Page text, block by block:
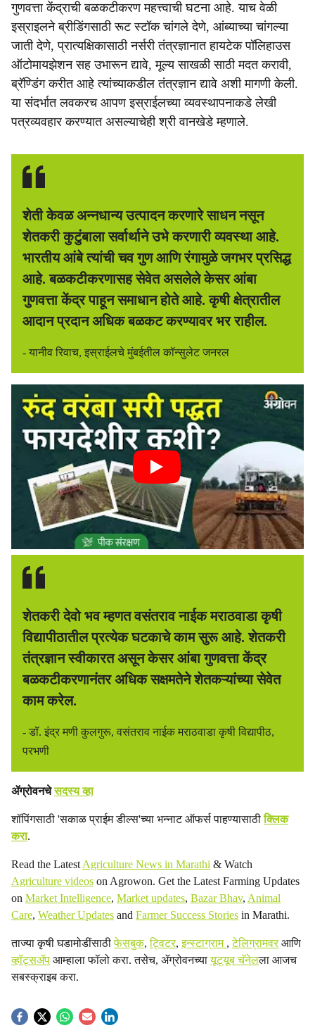
गुणवत्ता केंद्राची बळकटीकरण महत्त्वाची घटना आहे. याच वेळी
इस्राइलने ब्रीडिंगसाठी रूट स्टॉक चांगले देणे, आंब्याच्या चांगल्या
जाती देणे, प्रात्यक्षिकासाठी नर्सरी तंत्रज्ञानात हायटेक पॉलिहाउस
ऑटोमायझेशन सह उभारून द्यावे, मूल्य साखळी साठी मदत करावी,
ब्रॅण्डिंग करीत आहे त्यांच्याकडील तंत्रज्ञान द्यावे अशी मागणी केली.
या संदर्भात लवकरच आपण इस्राईलच्या व्यवस्थापनाकडे लेखी
पत्रव्यवहार करण्यात असल्याचेही श्री वानखेडे म्हणाले.
शेती केवळ अन्नधान्य उत्पादन करणारे साधन नसून
शेतकरी कुटुंबाला सर्वार्थाने उभे करणारी व्यवस्था आहे.
भारतीय आंबे त्यांची चव गुण आणि रंगामुळे जगभर प्रसिद्ध
आहे. बळकटीकरणासह सेवेत असलेले केसर आंबा
गुणवत्ता केंद्र पाहून समाधान होते आहे. कृषी क्षेत्रातील
आदान प्रदान अधिक बळकट करण्यावर भर राहील.
- यानीव रिवाच, इस्राईलचे मुंबईतील कॉन्सुलेट जनरल
शेतकरी देवो भव म्हणत वसंतराव नाईक मराठवाडा कृषी
विद्यापीठातील प्रत्येक घटकाचे काम सुरू आहे. शेतकरी
तंत्रज्ञान स्वीकारत असून केसर आंबा गुणवत्ता केंद्र
बळकटीकरणानंतर अधिक सक्षमतेने शेतकऱ्यांच्या सेवेत
काम करेल.
- डॉ. इंद्र मणी कुलगुरू, वसंतराव नाईक मराठवाडा कृषी विद्यापीठ,
परभणी
ॲग्रोवनचेसदस्य व्हा
शॉपिंगसाठी 'सकाळ प्राईम डील्स'च्या भन्नाट ऑफर्स पाहण्यासाठीक्लिक
करा.
Read the Latest Agriculture News in Marathi & Watch
Agriculture videos on Agrowon. Get the Latest Farming Updates
on Market Intelligence, Market updates, Bazar Bhav, Animal
Care, Weather Updates and Farmer Success Stories in Marathi.
ताज्या कृषी घडामोडींसाठीफेसबुक,ट्विटर,इन्स्टाग्राम ,टेलिग्रामवरआणि
व्हॉट्सॲप आम्हाला फॉलो करा. तसेच, ॲग्रोवनच्यायूट्यूब चॅनेलला आजच
सबस्क्राइब करा.